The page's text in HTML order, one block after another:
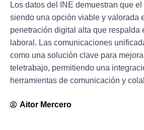
Los datos del INE demuestran que
siendo una opción viable y valorada
penetración digital alta que respalda
laboral. Las comunicaciones
como una solución clave para
teletrabajo, permitiendo una
herramientas de comunicación y
Aitor Mercero